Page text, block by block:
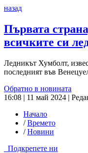
назад
Първата
всичките си
Ледникът Хумболт,
последният във
Обратно в новината
16:08 | 11 май 2024 |
Начало
/Времето
/Новини
Подкрепете ни